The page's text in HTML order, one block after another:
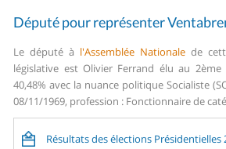
Député pour représenter
Le député à l'Assemblée Nationale de
législative est Olivier Ferrand élu au
40,48% avec la nuance politique Socialiste
08/11/1969, profession : Fonctionnaire de
Résultats des élections Présidentielles